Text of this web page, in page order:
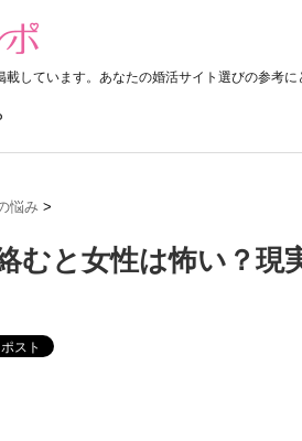
しています。あなたの婚活サイト選びの参考に
悩み >
むと女性は怖い？現